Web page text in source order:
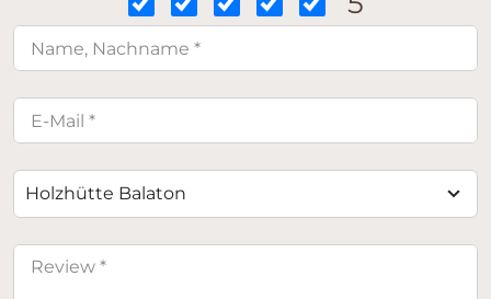
Holzhütte Balaton